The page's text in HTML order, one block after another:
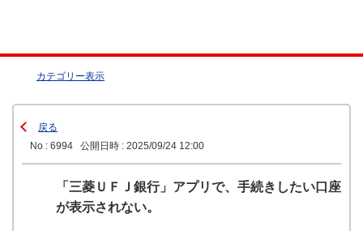
カテゴリー表示
戻る
No : 6994
公開日時 : 2025/09/24 12:00
「三菱ＵＦＪ銀行」アプリで、手続きしたい口座
が表示されない。